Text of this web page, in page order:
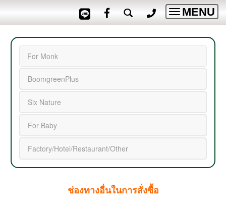
Toggle
MENU
For Monk
BoomgreenPlus
Six Nature
For Baby
Factory/Hotel/Restaurant/Other
ช่องทางอื่นในการสั่งซื้อ